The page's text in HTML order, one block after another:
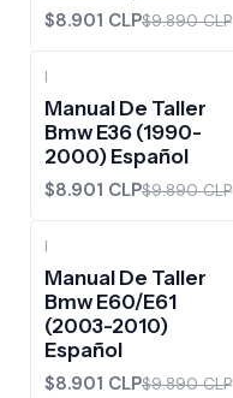
$8.901 CLP$9.890 CLP
|
Manual De Taller
Bmw E36 (1990-
2000) Español
$8.901 CLP$9.890 CLP
|
Manual De Taller
Bmw E60/E61
(2003-2010)
Español
$8.901 CLP$9.890 CLP